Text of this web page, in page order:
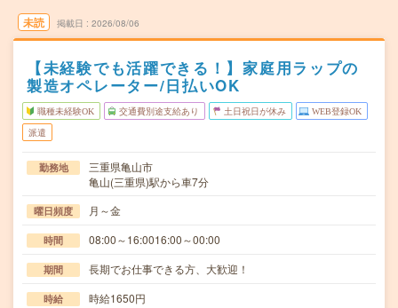
未読 掲載日 2026/08/06
【未経験でも活躍できる！】家庭用ラップの
製造オペレーター/日払いOK
職種未経験OK 交通費別途支給あり 土日祝日が休み WEB登録OK
派遣
勤務地
三重県亀山市
亀山(三重県)駅から車7分
曜日頻度 月～金
時間 08:00～16:0016:00～00:00
期間 長期でお仕事できる方、大歓迎！
時給 時給1650円